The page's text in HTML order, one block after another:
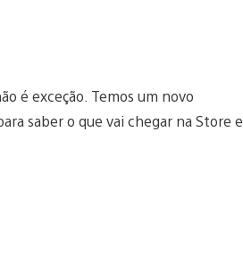
é exceção. Temos um novo
saber o que vai chegar na Store e